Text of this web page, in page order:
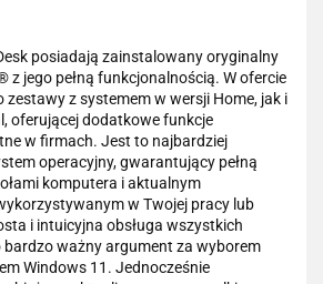
posiadają zainstalowany oryginalny
z jego pełną funkcjonalnością. W ofercie
zestawy z systemem w wersji Home, jak i
oferującej dodatkowe funkcje
w firmach. Jest to najbardziej
operacyjny, gwarantujący pełną
komputera i aktualnym
w Twojej pracy lub
i intuicyjna obsługa wszystkich
ważny argument za wyborem
Windows 11. Jednocześnie